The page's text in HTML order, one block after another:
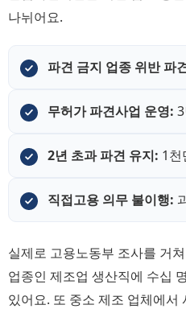
나뉘어요.
파견 금지 업종 위반 파
무허가 파견사업 운영:
2년 초과 파견 유지: 1천
직접고용 의무 불이행:
실제로 고용노동부 조사를 거
업종인 제조업 생산직에 수십
있어요. 또 중소 제조 업체에